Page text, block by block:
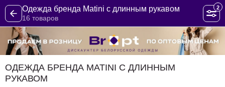
Одежда бренда Matini с длинным рукавом
16 товаров
2
ОДЕЖДА БРЕНДА MATINI С ДЛИННЫМ
РУКАВОМ